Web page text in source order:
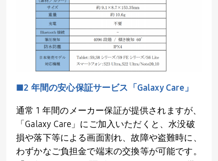
■2 年間の安心保証サービス「Galaxy Care」
通常 1 年間のメーカー保証が提供されますが、
「Galaxy Care」にご加入いただくと、水没破
損や落下等による画面割れ、故障や盗難時に、
わずかなご負担金で端末の交換等が可能です。